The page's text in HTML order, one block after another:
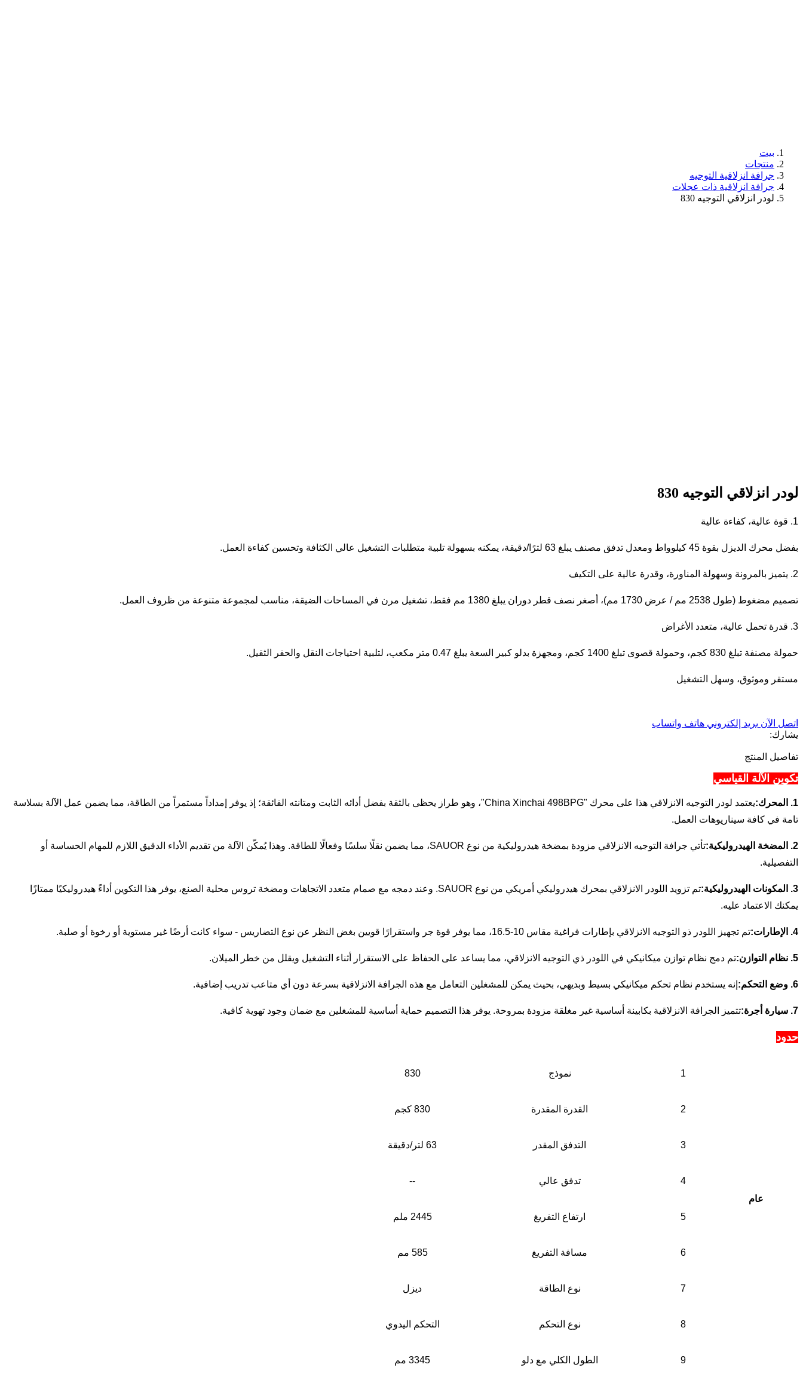
بيت
منتجات
جرافة انزلاقية التوجيه
جرافة انزلاقية ذات عجلات
لودر انزلاقي التوجيه 830
لودر انزلاقي التوجيه 830
1. قوة عالية، كفاءة عالية
بفضل محرك الديزل بقوة 45 كيلوواط ومعدل تدفق مصنف يبلغ 63 لترًا/دقيقة، يمكنه بسهولة تلبية متطلبات التشغيل عالي الكثافة وتحسين كفاءة العمل.
2. يتميز بالمرونة وسهولة المناورة، وقدرة عالية على التكيف
تصميم مضغوط (طول 2538 مم / عرض 1730 مم)، أصغر نصف قطر دوران يبلغ 1380 مم فقط، تشغيل مرن في المساحات الضيقة، مناسب لمجموعة متنوعة من ظروف العمل.
3. قدرة تحمل عالية، متعدد الأغراض
حمولة مصنفة تبلغ 830 كجم، وحمولة قصوى تبلغ 1400 كجم، ومجهزة بدلو كبير السعة يبلغ 0.47 متر مكعب، لتلبية احتياجات النقل والحفر الثقيل.
مستقر وموثوق، وسهل التشغيل
اتصل الآن بريد إلكتروني هاتف واتساب
يشارك:
تفاصيل المنتج
تكوين الآلة القياسي
1. المحرك:
يعتمد لودر التوجيه الانزلاقي هذا على محرك "China Xinchai 498BPG"، وهو طراز يحظى بالثقة بفضل أدائه الثابت ومتانته الفائقة؛ إذ يوفر إمداداً مستمراً من الطاقة، مما يضمن عمل الآلة بسلاسة
تامة في كافة سيناريوهات العمل.
2. المضخة الهيدروليكية:
تأتي جرافة التوجيه الانزلاقي مزودة بمضخة هيدروليكية من نوع SAUOR، مما يضمن نقلًا سلسًا وفعالًا للطاقة. وهذا يُمكّن الآلة من تقديم الأداء الدقيق اللازم للمهام الحساسة أو
التفصيلية.
3. المكونات الهيدروليكية:
تم تزويد اللودر الانزلاقي بمحرك هيدروليكي أمريكي من نوع SAUOR. وعند دمجه مع صمام متعدد الاتجاهات ومضخة تروس محلية الصنع، يوفر هذا التكوين أداءً هيدروليكيًا ممتازًا
يمكنك الاعتماد عليه.
4. الإطارات: تم تجهيز اللودر ذو التوجيه الانزلاقي بإطارات فراغية مقاس 10-16.5، مما يوفر قوة جر واستقرارًا قويين بغض النظر عن نوع التضاريس - سواء كانت أرضًا غير مستوية أو رخوة أو صلبة.
5. نظام التوازن: تم دمج نظام توازن ميكانيكي في اللودر ذي التوجيه الانزلاقي، مما يساعد على الحفاظ على الاستقرار أثناء التشغيل ويقلل من خطر الميلان.
6. وضع التحكم: إنه يستخدم نظام تحكم ميكانيكي بسيط وبديهي، بحيث يمكن للمشغلين التعامل مع هذه الجرافة الانزلاقية بسرعة دون أي متاعب تدريب إضافية.
7. سيارة أجرة: تتميز الجرافة الانزلاقية بكابينة أساسية غير مغلقة مزودة بمروحة. يوفر هذا التصميم حماية أساسية للمشغلين مع ضمان وجود تهوية كافية.
حدود
عام
1 نموذج 830
2 القدرة المقدرة 830 كجم
3 التدفق المقدر 63 لتر/دقيقة
4 تدفق عالي --
5 ارتفاع التفريغ 2445 ملم
6 مسافة التفريغ 585 مم
7 نوع الطاقة ديزل
8 نوع التحكم التحكم اليدوي
9 الطول الكلي مع دلو 3345 مم